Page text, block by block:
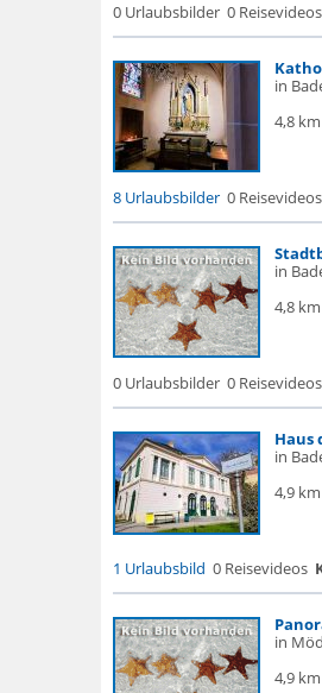
0 Urlaubsbilder 0 Reisevideos
in
4,8
8 Urlaubsbilder 0 Reisevideos
in
4,8
0 Urlaubsbilder 0 Reisevideos
Haus
in
4,9
1 Urlaubsbild 0 Reisevideos
in
4,9